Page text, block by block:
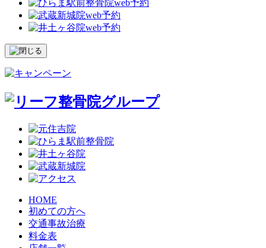
HOME
初めての方へ
交通事故治療
料金表